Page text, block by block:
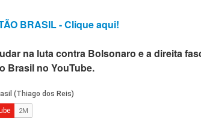
BRASIL - Clique aqui!
na luta contra Bolsonaro e a direita
Brasil no YouTube.